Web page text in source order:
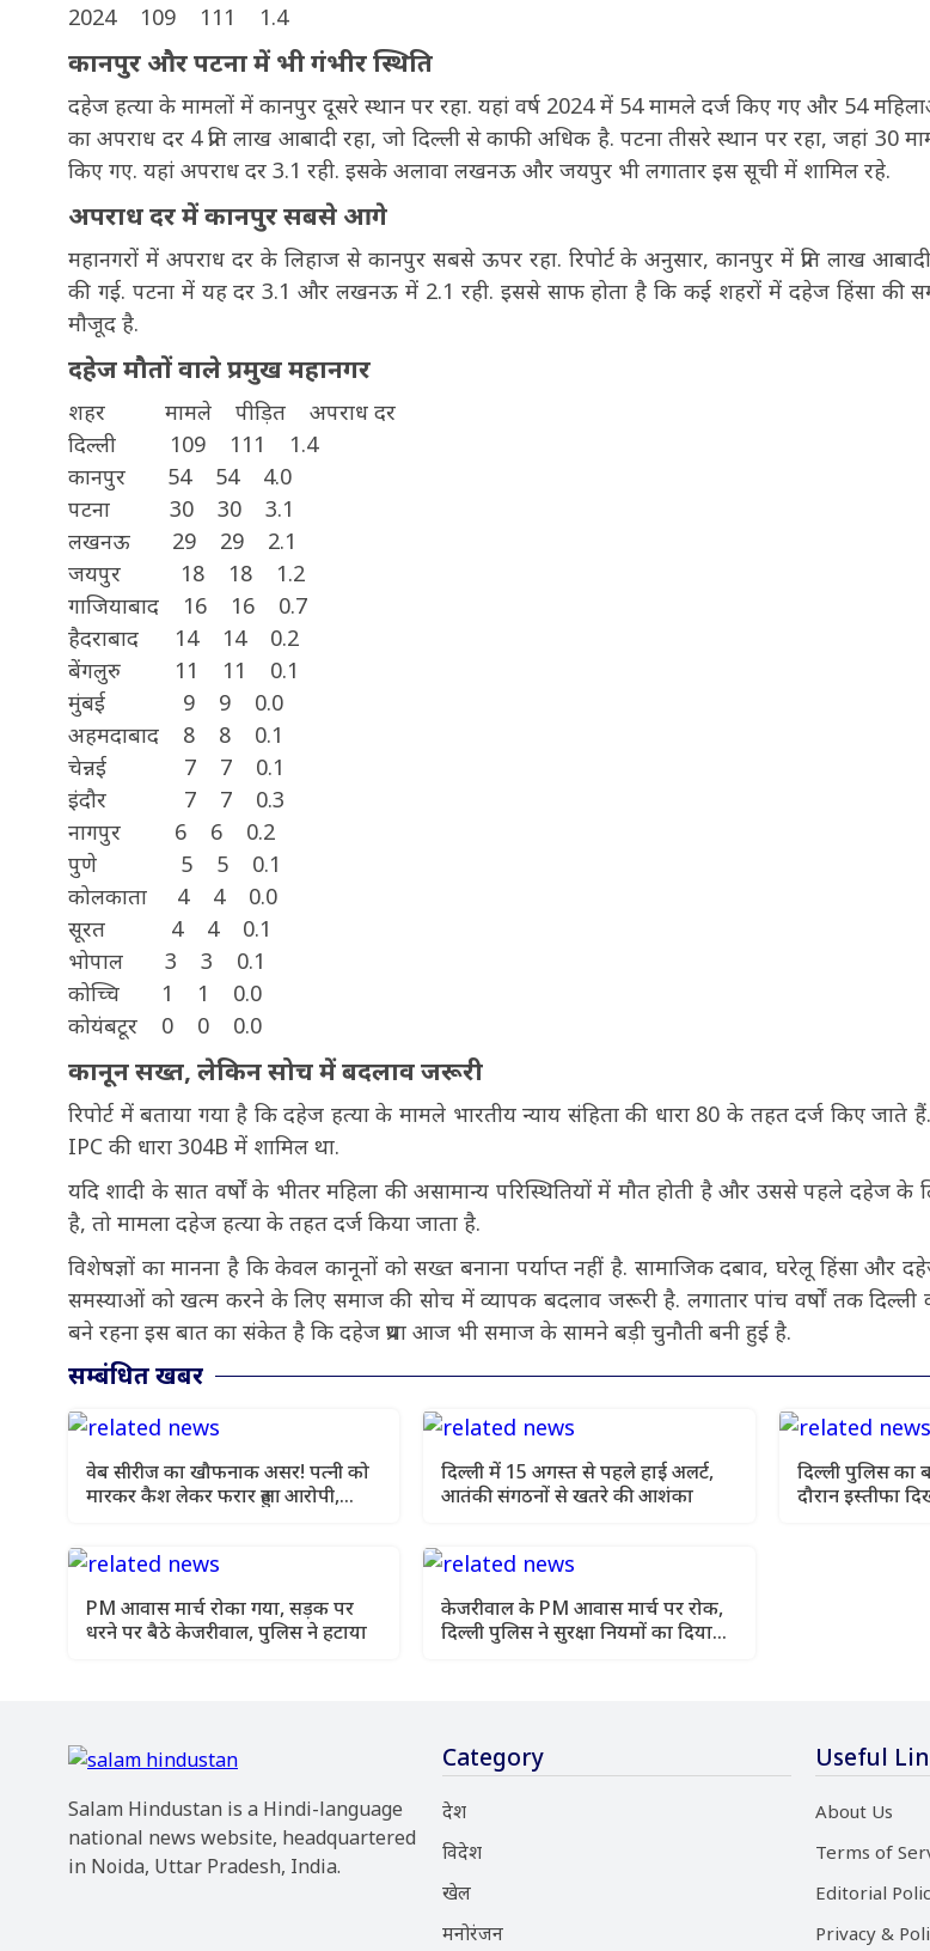
2024 109 111 1.4
कानपुर और पटना में भी गंभीर स्थिति
दहेज हत्या के मामलों में कानपुर दूसरे स्थान पर रहा. यहां वर्ष 2024 में 54 मामले दर्ज किए गए और 54
का अपराध दर 4 प्रति लाख आबादी रहा, जो दिल्ली से काफी अधिक है. पटना तीसरे स्थान पर रहा, जहां 30
किए गए. यहां अपराध दर 3.1 रही. इसके अलावा लखनऊ और जयपुर भी लगातार इस सूची में शामिल रहे.
अपराध दर में कानपुर सबसे आगे
महानगरों में अपराध दर के लिहाज से कानपुर सबसे ऊपर रहा. रिपोर्ट के अनुसार, कानपुर में प्रति लाख
की गई. पटना में यह दर 3.1 और लखनऊ में 2.1 रही. इससे साफ होता है कि कई शहरों में दहेज हिंसा की
मौजूद है.
दहेज मौतों वाले प्रमुख महानगर
शहर मामले पीड़ित अपराध दर
दिल्ली 109 111 1.4
कानपुर 54 54 4.0
पटना 30 30 3.1
लखनऊ 29 29 2.1
जयपुर 18 18 1.2
गाजियाबाद 16 16 0.7
हैदराबाद 14 14 0.2
बेंगलुरु 11 11 0.1
मुंबई 9 9 0.0
अहमदाबाद 8 8 0.1
चेन्नई 7 7 0.1
इंदौर 7 7 0.3
नागपुर 6 6 0.2
पुणे 5 5 0.1
कोलकाता 4 4 0.0
सूरत 4 4 0.1
भोपाल 3 3 0.1
कोच्चि 1 1 0.0
कोयंबटूर 0 0 0.0
कानून सख्त, लेकिन सोच में बदलाव जरूरी
रिपोर्ट में बताया गया है कि दहेज हत्या के मामले भारतीय न्याय संहिता की धारा 80 के तहत दर्ज किए जाते
IPC की धारा 304B में शामिल था.
यदि शादी के सात वर्षों के भीतर महिला की असामान्य परिस्थितियों में मौत होती है और उससे पहले दहेज के लिए
है, तो मामला दहेज हत्या के तहत दर्ज किया जाता है.
विशेषज्ञों का मानना है कि केवल कानूनों को सख्त बनाना पर्याप्त नहीं है. सामाजिक दबाव, घरेलू हिंसा और
समस्याओं को खत्म करने के लिए समाज की सोच में व्यापक बदलाव जरूरी है. लगातार पांच वर्षों तक दिल्ली
बने रहना इस बात का संकेत है कि दहेज प्रथा आज भी समाज के सामने बड़ी चुनौती बनी हुई है.
सम्बंधित खबर
वेब सीरीज का खौफनाक असर! पत्नी को
मारकर कैश लेकर फरार हुआ आरोपी,
दिल्ली में 15 अगस्त से पहले हाई अलर्ट,
आतंकी संगठनों से खतरे की आशंका
दिल्ली पुलिस का
दौरान इस्तीफा
PM आवास मार्च रोका गया, सड़क पर
धरने पर बैठे केजरीवाल, पुलिस ने हटाया
केजरीवाल के PM आवास मार्च पर रोक,
दिल्ली पुलिस ने सुरक्षा नियमों का दिया
Salam Hindustan is a Hindi-language
national news website, headquartered
in Noida, Uttar Pradesh, India.
Category
देश
विदेश
खेल
मनोरंजन
Useful
About Us
Terms of
Editorial
Privacy &